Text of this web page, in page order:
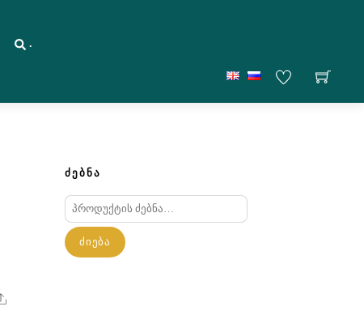
.
Share
ᲫᲔᲑᲜᲐ
ძებნა:
ᲫᲘᲔᲑᲐ